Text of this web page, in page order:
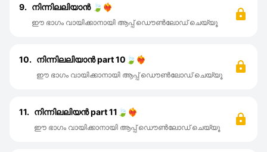
9. നിന്നിലലിയാൻ 🍃❤️‍🔥
ഈ ഭാഗം വായിക്കാനായി ആപ്പ് ഡൌൺലോഡ് ചെയ്യൂ
10. നിന്നിലലിയാൻ part 10🍃❤️‍🔥
ഈ ഭാഗം വായിക്കാനായി ആപ്പ് ഡൌൺലോഡ് ചെയ്യൂ
11. നിന്നിലലിയൻ part 11🍃❤️‍🔥
ഈ ഭാഗം വായിക്കാനായി ആപ്പ് ഡൌൺലോഡ് ചെയ്യൂ